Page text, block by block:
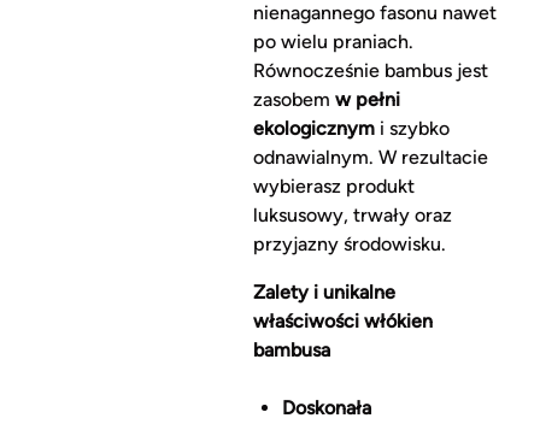
nienagannego fasonu nawet
po wielu praniach.
Równocześnie bambus jest
zasobem w pełni
ekologicznymi szybko
odnawialnym. W rezultacie
wybierasz produkt
luksusowy, trwały oraz
przyjazny środowisku.
Zalety i unikalne
właściwości włókien
bambusa
Doskonała